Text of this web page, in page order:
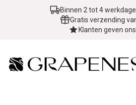
Overslaan naar inhoudBinnen 2 tot 4
Gratis verzending
Klanten geven